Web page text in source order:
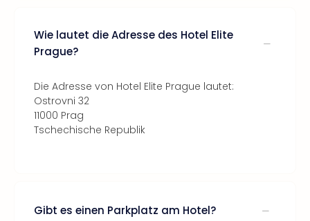
Wie lautet die Adresse des Hotel Elite
Prague?
Die Adresse von Hotel Elite Prague lautet:
Ostrovni 32
11000 Prag
Tschechische Republik
Gibt es einen Parkplatz am Hotel?